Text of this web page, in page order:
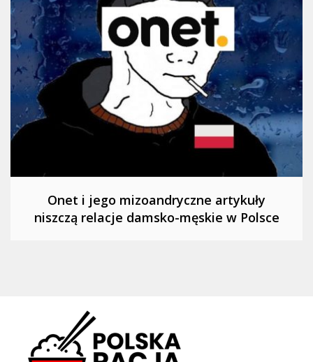
Onet i jego mizoandryczne artykuły
niszczą relacje damsko-męskie w Polsce